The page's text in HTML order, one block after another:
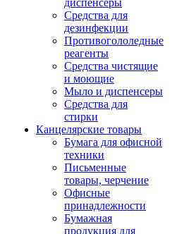
диспенсеры
Средства для
дезинфекции
Противогололедные
реагенты
Средства чистящие
и моющие
Мыло и диспенсеры
Средства для
стирки
Канцелярские товары
Бумага для офисной
техники
Письменные
товары, черчение
Офисные
принадлежности
Бумажная
продукция для